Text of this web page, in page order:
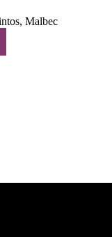
,Malbec